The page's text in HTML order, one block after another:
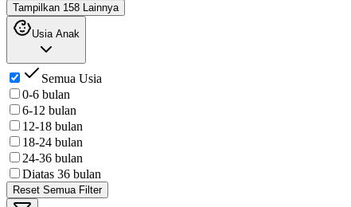
Tampilkan 158 Lainnya
Usia Anak
Semua Usia
0-6 bulan
6-12 bulan
12-18 bulan
18-24 bulan
24-36 bulan
Diatas 36 bulan
Reset Semua Filter